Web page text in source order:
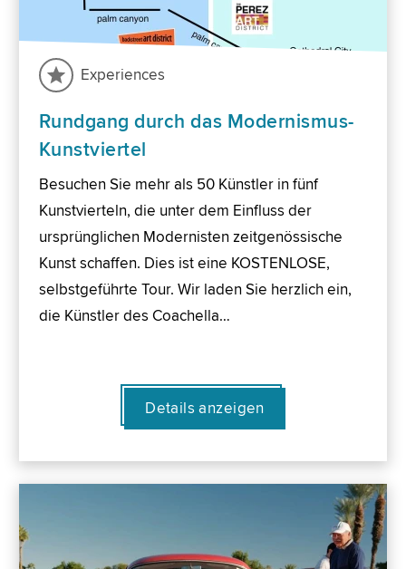
Experiences
Rundgang durch das Modernismus-
Kunstviertel
Besuchen Sie mehr als 50 Künstler in fünf
Kunstvierteln, die unter dem Einfluss der
ursprünglichen Modernisten zeitgenössische
Kunst schaffen. Dies ist eine KOSTENLOSE,
selbstgeführte Tour. Wir laden Sie herzlich ein,
die Künstler des Coachella…
Details anzeigen